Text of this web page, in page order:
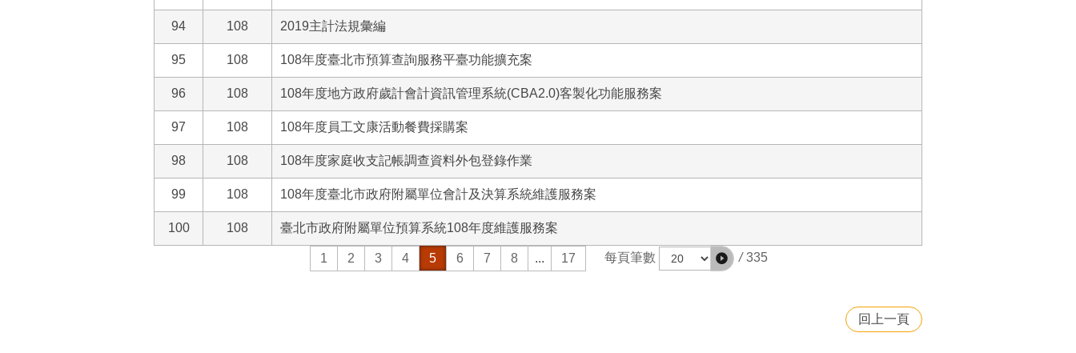
94 108 2019主計法規彙編
95 108 108年度臺北市預算查詢服務平臺功能擴充案
96 108 108年度地方政府歲計會計資訊管理系統(CBA2.0)客製化功能服務案
97 108 108年度員工文康活動餐費採購案
98 108 108年度家庭收支記帳調查資料外包登錄作業
99 108 108年度臺北市政府附屬單位會計及決算系統維護服務案
100 108 臺北市政府附屬單位預算系統108年度維護服務案
1 2 3 4 5 6 7 8 ... 17 每頁筆數 / 335
回上一頁